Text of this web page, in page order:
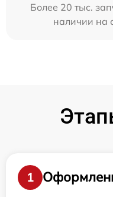
Более 20 тыс.
наличии на
1